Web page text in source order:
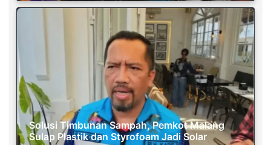
Solusi Timbunan Sampah, Pemkot Malang
Sulap Plastik dan Styrofoam Jadi Solar